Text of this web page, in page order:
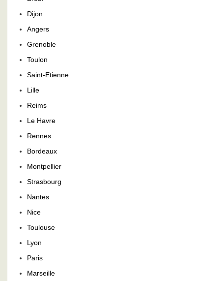
Dijon
Angers
Grenoble
Toulon
Saint-Etienne
Lille
Reims
Le Havre
Rennes
Bordeaux
Montpellier
Strasbourg
Nantes
Nice
Toulouse
Lyon
Paris
Marseille